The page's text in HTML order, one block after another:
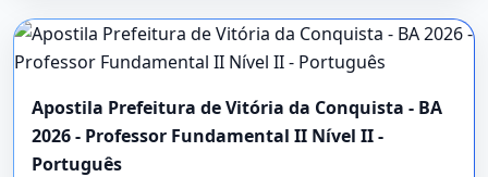
Apostila Prefeitura de Vitória da Conquista - BA
2026 - Professor Fundamental II Nível II -
Português